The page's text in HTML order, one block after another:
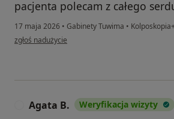
pacjenta polecam z całego
17 maja 2026 • Gabinety Tuwima •
w opinii użytkownika Monika
zgłoś nadużycie
Agata B. Weryfikacja wizyty